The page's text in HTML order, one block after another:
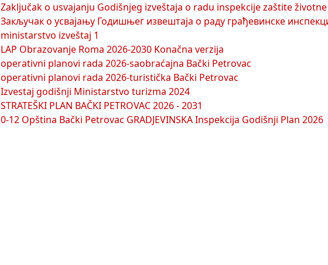
Zaključak o usvajanju Godišnjeg izveštaja o radu inspekcije zaštite
Закључак о усвајању Годишњег извештаја о раду грађевинске
ministarstvo izveštaj 1
LAP Obrazovanje Roma 2026-2030 Konačna verzija
operativni planovi rada 2026-saobraćajna Bački Petrovac
operativni planovi rada 2026-turistička Bački Petrovac
Izvestaj godišnji Ministarstvo turizma 2024
STRATEŠKI PLAN BAČKI PETROVAC 2026 - 2031
0-12 Opština Bački Petrovac GRADJEVINSKA Inspekcija Godišnji Plan 2026